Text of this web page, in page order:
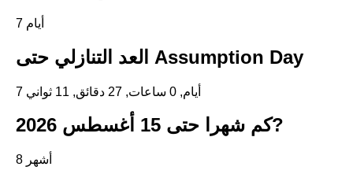
7 أيام
العد التنازلي حتى Assumption Day
7 أيام, 0 ساعات, 27 دقائق, 10 ثواني
كم شهرا حتى 15 أغسطس 2026?
8 أشهر